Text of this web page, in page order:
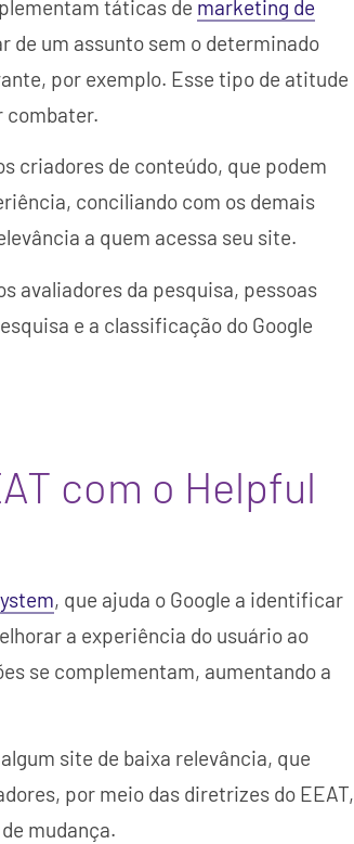
táticas de marketing de
de um assunto sem o determinado
por exemplo. Esse tipo de atitude
combater.
criadores de conteúdo, que podem
conciliando com os demais
a quem acessa seu site.
avaliadores da pesquisa, pessoas
e a classificação do Google
com o Helpful
, que ajuda o Google a identificar
a experiência do usuário ao
se complementam, aumentando a
site de baixa relevância, que
por meio das diretrizes do EEAT,
mudança.